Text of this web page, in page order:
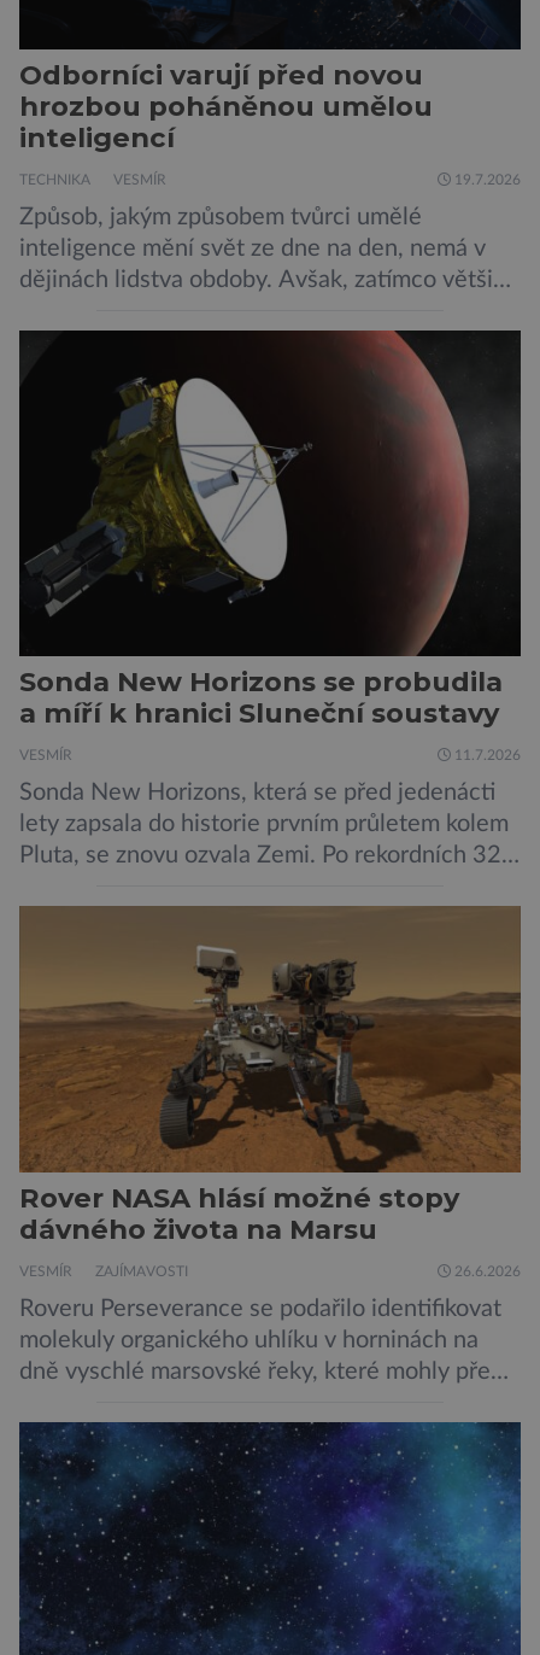
Odborníci varují před novou
hrozbou poháněnou umělou
inteligencí
TECHNIKA VESMÍR 19.7.2026
Způsob, jakým způsobem tvůrci umělé
inteligence mění svět ze dne na den, nemá v
dějinách lidstva obdoby. Avšak, zatímco většina
generování obrázků nebo automatizaci práce,
bezpečnostní experti upozorňují na mnohem
méně nápadné riziko. Podle některých
odborníků by už během příštích dvou let mohly
pokročilé systémy AI výrazně usnadnit
kybernetické útoky […]
Sonda New Horizons se probudila
a míří k hranici Sluneční soustavy
VESMÍR 11.7.2026
Sonda New Horizons, která se před jedenácti
lety zapsala do historie prvním průletem kolem
Pluta, se znovu ozvala Zemi. Po rekordních 321
podle NASA je ve výtečném stavu. Nyní ji čeká
další etapa její mise, jejíž ambicí je přinést
dosud nejpodrobnější […]
Rover NASA hlásí možné stopy
dávného života na Marsu
VESMÍR ZAJÍMAVOSTI 26.6.2026
Roveru Perseverance se podařilo identifikovat
molekuly organického uhlíku v horninách na
dně vyschlé marsovské řeky, které mohly před
Svědčí snad o dávném životě na planetě?
Měření provedená přístrojem Sherloc,
umístěném na roveru Perseverance,
identifikovala organický uhlík v jílovcích z
výchozů, což jsou vyhaslé podzemní lávové
proudy vystupující na povrch, sopky […]